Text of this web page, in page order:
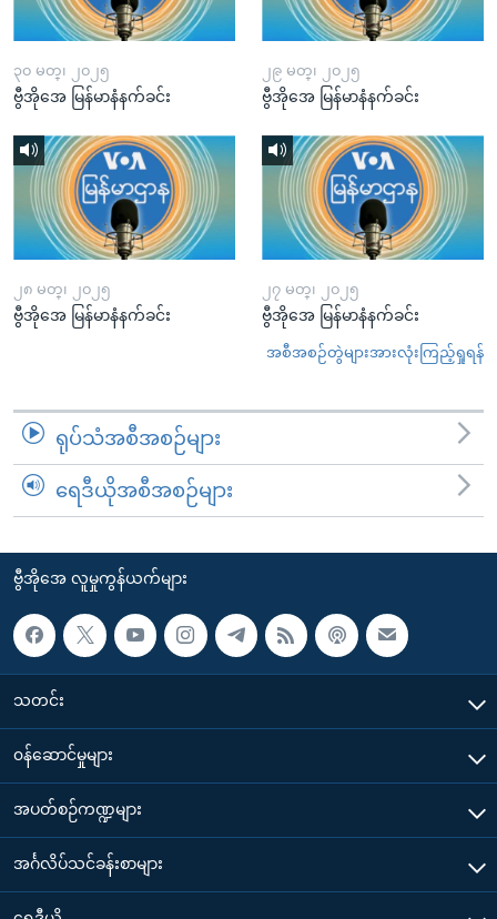
၃၀ မတ္၊ ၂၀၂၅
ဗွီအိုအေ မြန်မာနံနက်ခင်း
၂၉ မတ္၊ ၂၀၂၅
ဗွီအိုအေ မြန်မာနံနက်ခင်း
၂၈ မတ္၊ ၂၀၂၅
ဗွီအိုအေ မြန်မာနံနက်ခင်း
၂၇ မတ္၊ ၂၀၂၅
ဗွီအိုအေ မြန်မာနံနက်ခင်း
အစီအစဉ်တွဲများအားလုံးကြည့်ရှုရန်
ရုပ်သံအစီအစဉ်များ
ရေဒီယိုအစီအစဉ်များ
ဗွီအိုအေ လူမှုကွန်ယက်များ
သတင်း
၀န်ဆောင်မှုများ
အပတ်စဉ်ကဏ္ဍများ
အင်္ဂလိပ်သင်ခန်းစာများ